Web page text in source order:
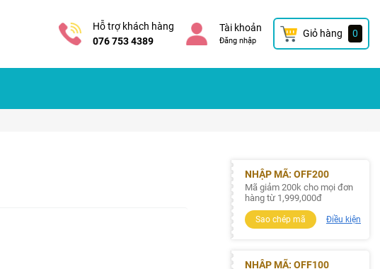
Hỗ trợ khách hàng
076 753 4389
Tài khoản
Đăng nhập
Giỏ hàng 0
NHẬP MÃ: OFF200
Mã giảm 200k cho mọi đơn
hàng từ 1,999,000đ
Sao chép mã Điều kiện
NHẬP MÃ: OFF100